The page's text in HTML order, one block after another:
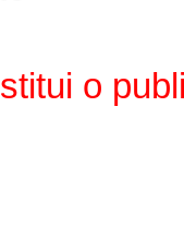
o